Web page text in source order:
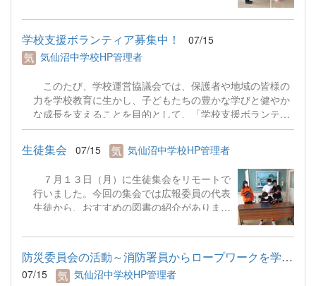
集会では校長先生からは充実した夏休みを送
るために、興味や関心があることにチャレン
ジすることの大切さについてお話がありまし
た。また、生徒代表の廣野真之さんからは１
みの目標が語られました。
学校支援ボランティア募集中！
07/15
気仙沼中学校HP管理者
このたび、学校運営協議会では、保護者や地域の皆様の
力を学校教育に生かし、子どもたちの豊かな学びと健やか
な成長を支えることを目的として、「学校支援ボランティ
ア」を募集しております。詳細は添付したリーフレットを
御参照ください。 学校支援ボランティア募集リーフレッ
ト.pdf
生徒集会 07/15 気仙沼中学校HP管理者
７月１３日（月）に生徒集会をリモートで
行いました。今回の集会では広報委員の代表
生徒から、おすすめの図書の紹介がありまし
参加の呼びかけや昨年度に集めたペットボト
ルキャップ（約８０Ｋｇ）をＮＰＯ法人世界
の子どもにワクチンを日本委員会に寄付し、
２８人分のワクチンに替えることができたこ
防災委員会の活動～消防署員からロープワークを学ぶ～
07/15 気仙沼中学校HP管理者